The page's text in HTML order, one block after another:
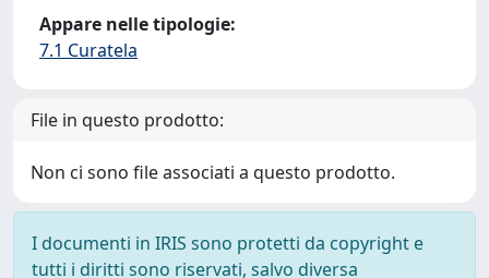
Appare nelle tipologie:
7.1 Curatela
File in questo prodotto:
Non ci sono file associati a questo prodotto.
I documenti in IRIS sono protetti da copyright e
tutti i diritti sono riservati, salvo diversa